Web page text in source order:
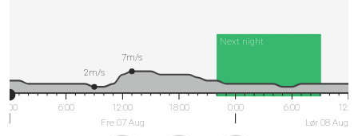
Next night
0:00 6:00
12:00
Fre 07 Aug
18:00 0:00 6:00
Lør 08 Aug
7m/s
2m/s